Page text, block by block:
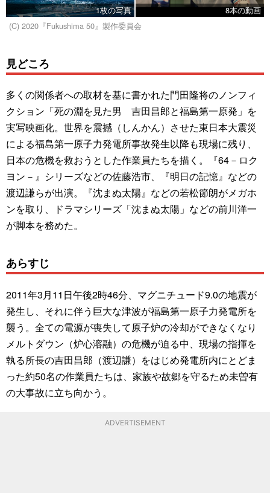
1枚の写真
8本の動画
(C) 2020『Fukushima 50』製作委員会
見どころ
多くの関係者への取材を基に書かれた門田隆将のノンフィ
クション「死の淵を見た男 吉田昌郎と福島第一原発」を
実写映画化。世界を震撼（しんかん）させた東日本大震災
による福島第一原子力発電所事故発生以降も現場に残り、
日本の危機を救おうとした作業員たちを描く。『64－ロク
ヨン－』シリーズなどの佐藤浩市、『明日の記憶』などの
渡辺謙らが出演。『沈まぬ太陽』などの若松節朗がメガホ
ンを取り、ドラマシリーズ「沈まぬ太陽」などの前川洋一
が脚本を務めた。
あらすじ
2011年3月11日午後2時46分、マグニチュード9.0の地震が
発生し、それに伴う巨大な津波が福島第一原子力発電所を
襲う。全ての電源が喪失して原子炉の冷却ができなくなり
メルトダウン（炉心溶融）の危機が迫る中、現場の指揮を
執る所長の吉田昌郎（渡辺謙）をはじめ発電所内にとどま
った約50名の作業員たちは、家族や故郷を守るため未曽有
の大事故に立ち向かう。
ADVERTISEMENT